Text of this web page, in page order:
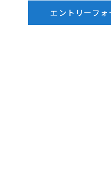
エントリーフォ